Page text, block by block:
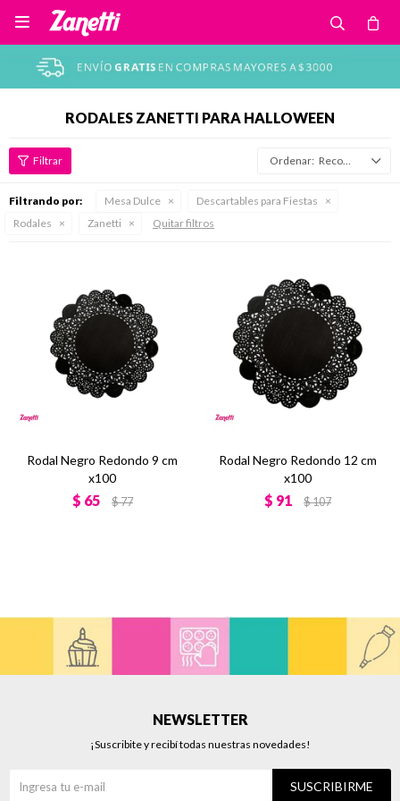

RODALES ZANETTI PARA HALLOWEEN
Recomendados
Filtrando por: Mesa Dulce
Descartables para Fiestas
Rodales
Zanetti Quitar filtros
Rodal Negro Redondo 9 cm
x100
$ 65 $77
Rodal Negro Redondo 12 cm
x100
$ 91 $107
NEWSLETTER
¡Suscribite y recibí todas nuestras novedades!
SUSCRIBIRME